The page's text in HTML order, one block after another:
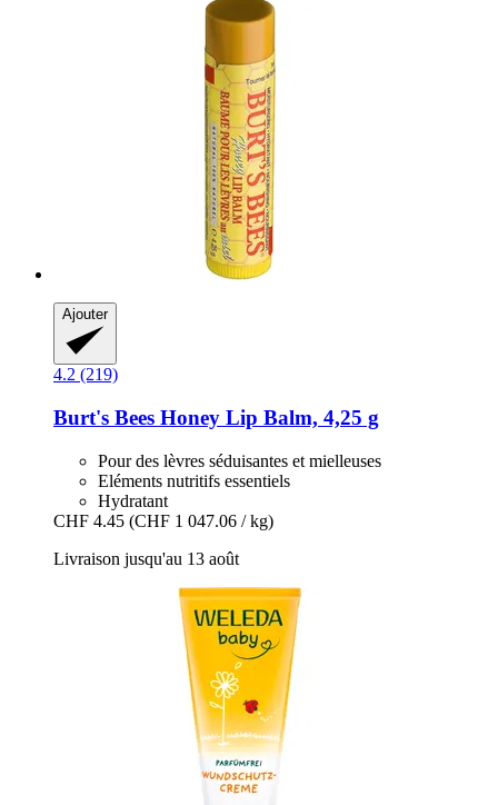
Ajouter
4.2 (219)
Burt's Bees Honey Lip Balm, 4,25 g
Pour des lèvres séduisantes et mielleuses
Eléments nutritifs essentiels
Hydratant
CHF 4.45 (CHF 1 047.06 / kg)
Livraison jusqu'au 13 août